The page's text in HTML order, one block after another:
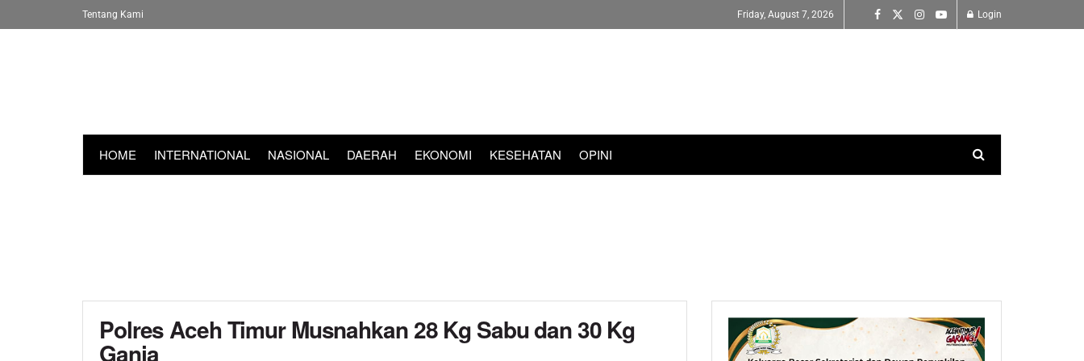
Tentang Kami Friday, August 7, 2026 Login
HOME INTERNATIONAL NASIONAL DAERAH EKONOMI KESEHATAN OPINI
Polres Aceh Timur Musnahkan 28 Kg Sabu dan 30 Kg
Ganja